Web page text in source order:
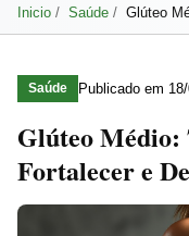
Inicio Saúde Glúteo
Saúde Publicado em
Glúteo Médio:
Fortalecer e